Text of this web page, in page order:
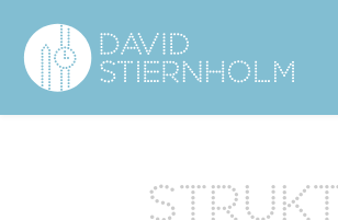
Sidhuvud
Navigering